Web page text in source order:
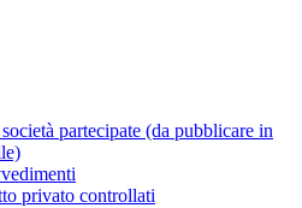
partecipate (da pubblicare in
privato controllati